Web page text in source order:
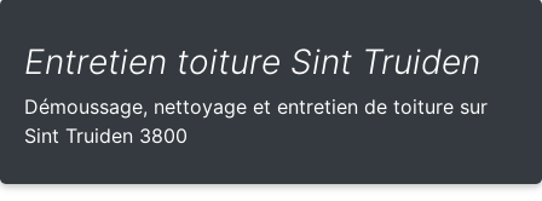
Entretien toiture Sint Truiden
Démoussage, nettoyage et entretien de toiture sur
Sint Truiden 3800